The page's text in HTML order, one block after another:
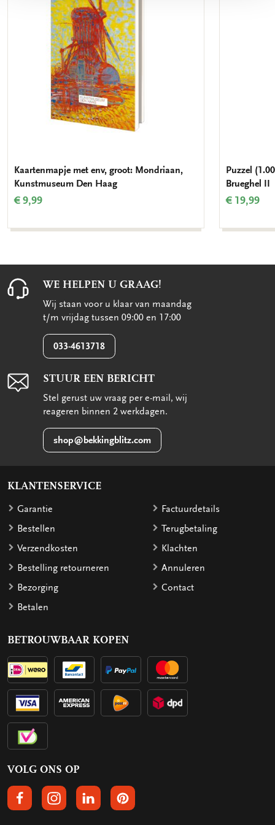
Kaartenmapje met env, groot: Mondriaan,
Kunstmuseum Den Haag
€ 9,99
Puzzel
Brueghel II
€ 19,99
WE HELPEN U GRAAG!
Wij staan voor u klaar van maandag
t/m vrijdag tussen 09:00 en 17:00
033-4613718
STUUR EEN BERICHT
Stel gerust uw vraag per e-mail, wij
reageren binnen 2 werkdagen.
shop@bekkingblitz.com
KLANTENSERVICE
Garantie
Bestellen
Verzendkosten
Bestelling retourneren
Bezorging
Betalen
Factuurdetails
Terugbetaling
Klachten
Annuleren
Contact
BETROUWBAAR KOPEN
VOLG ONS OP
VOLGS ONS OP FACEBOOK
VOLG ONS OP INSTAGRAM
VOLG ONS OP LINKEDIN
VOLG ONS OP PINTEREST